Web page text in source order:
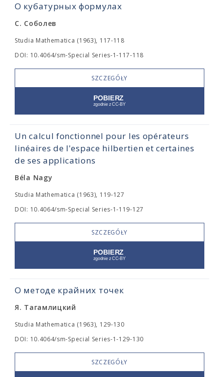
О кубатурных формулах
С. Соболев
Studia Mathematica (1963), 117-118
DOI: 10.4064/sm-Special Series-1-117-118
SZCZEGÓŁY
Un calcul fonctionnel pour les opérateurs
linéaires de l'espace hilbertien et certaines
de ses applications
Béla Nagy
Studia Mathematica (1963), 119-127
DOI: 10.4064/sm-Special Series-1-119-127
SZCZEGÓŁY
О методе крайних точек
Я. Тагамлицкий
Studia Mathematica (1963), 129-130
DOI: 10.4064/sm-Special Series-1-129-130
SZCZEGÓŁY